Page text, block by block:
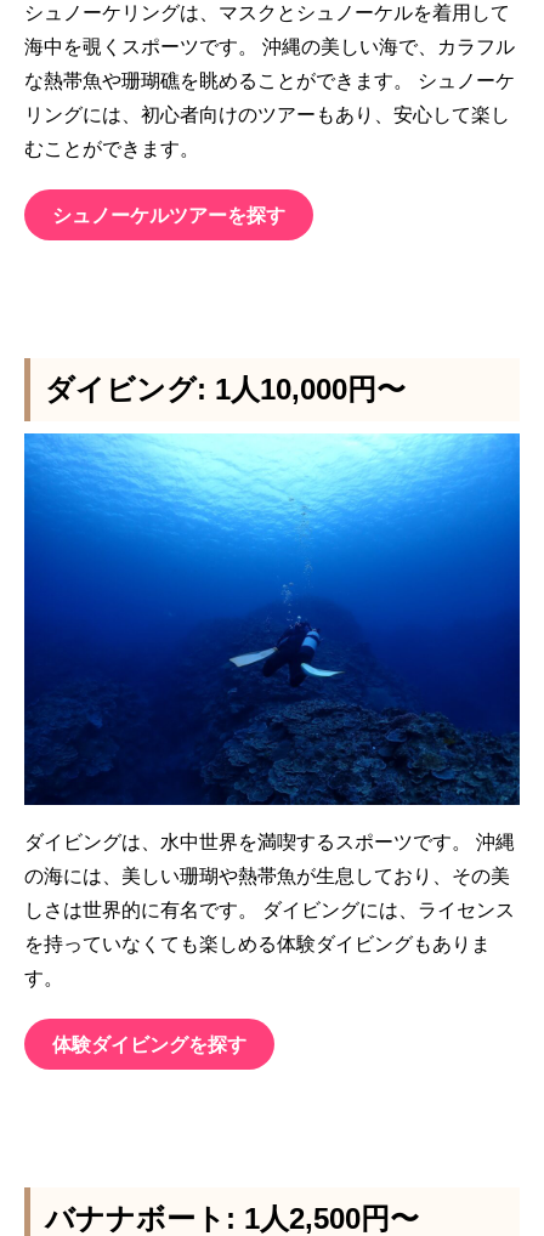
シュノーケリングは、マスクとシュノーケルを着用して
海中を覗くスポーツです。 沖縄の美しい海で、カラフル
な熱帯魚や珊瑚礁を眺めることができます。 シュノーケ
リングには、初心者向けのツアーもあり、安心して楽し
むことができます。
シュノーケルツアーを探す
ダイビング: 1人10,000円〜
ダイビングは、水中世界を満喫するスポーツです。 沖縄
の海には、美しい珊瑚や熱帯魚が生息しており、その美
しさは世界的に有名です。 ダイビングには、ライセンス
を持っていなくても楽しめる体験ダイビングもありま
す。
体験ダイビングを探す
バナナボート: 1人2,500円〜